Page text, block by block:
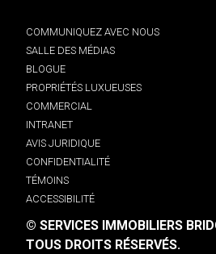
COMMUNIQUEZ AVEC NOUS
SALLE DES MÉDIAS
BLOGUE
PROPRIÉTÉS LUXUEUSES
COMMERCIAL
INTRANET
AVIS JURIDIQUE
CONFIDENTIALITÉ
TÉMOINS
ACCESSIBILITÉ
© SERVICES IMMOBILIERS
TOUS DROITS RÉSERVÉS.